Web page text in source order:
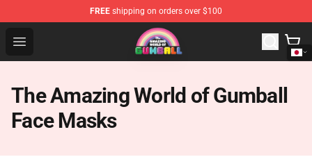
FREE shipping on orders over $100
Open menu
The Amazing World of Gumball Store - Official The
The Amazing World of Gumball
Face Masks